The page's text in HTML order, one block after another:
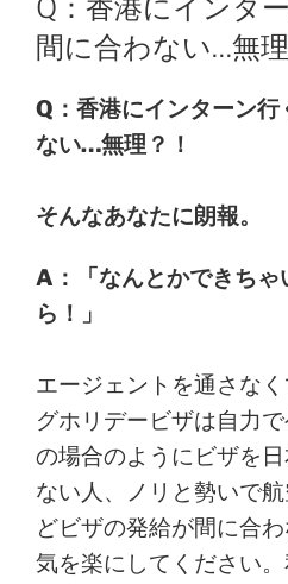
Q：香港にインタ
間に合わない…無理
Q：香港にインターン
ない…無理？！
そんなあなたに朗報。
A：「なんとかできちゃ
ら！」
エージェントを通さな
グホリデービザは自力
の場合のようにビザを
ない人、ノリと勢いで
どビザの発給が間に合
気を楽にしてください